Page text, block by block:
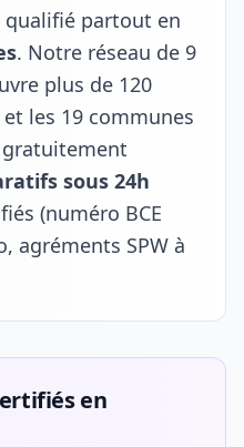
qualifié partout en
. Notre réseau de 9
plus de 120
les 19 communes
sous 24h
(numéro BCE
agréments SPW à
en